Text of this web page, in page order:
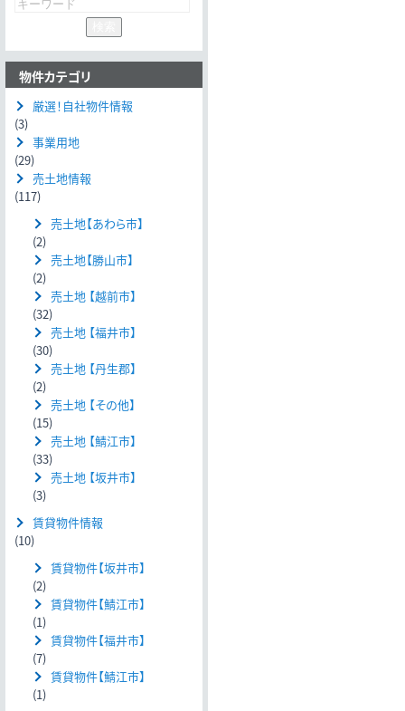
物件カテゴリ
厳選！自社物件情報
(3)
事業用地
(29)
売土地情報
(117)
売土地【あわら市】
(2)
売土地【勝山市】
(2)
売土地 【越前市】
(32)
売土地 【福井市】
(30)
売土地 【丹生郡】
(2)
売土地 【その他】
(15)
売土地 【鯖江市】
(33)
売土地 【坂井市】
(3)
賃貸物件情報
(10)
賃貸物件【坂井市】
(2)
賃貸物件【鯖江市】
(1)
賃貸物件【福井市】
(7)
賃貸物件【鯖江市】
(1)